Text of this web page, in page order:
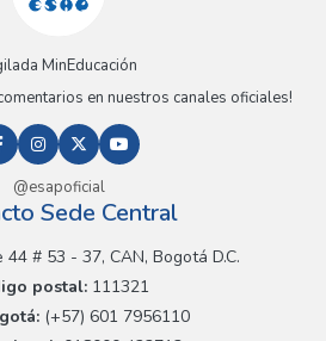
MinEducación
en nuestros canales oficiales!
@esapoficial
Sede Central
# 53 - 37, CAN, Bogotá D.C.
postal: 111321
(+57) 601 7956110